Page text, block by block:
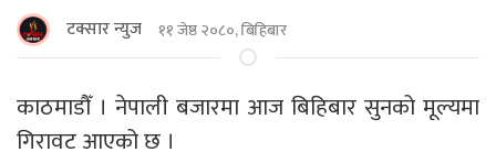
टक्सार न्युज ११ जेष्ठ २०८०, बिहिबार
काठमाडौँ । नेपाली बजारमा आज बिहिबार सुनको मूल्यमा
गिरावट आएको छ ।